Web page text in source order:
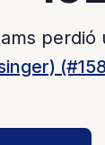
perdió